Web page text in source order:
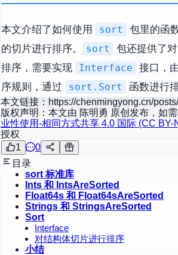
本文介绍了如何使用 sort
包里的函
的切片进行排序。
sort
包还提供了
排序，需要实现
Interface
接口，
序规则，通过
sort.Sort 函数进行排
本文链接： https://chenmingyong.cn/
版权声明：本文由 陈明勇 原创发布，如
业性使用-相同方式共享 4.0 国际 (CC BY-
授权
1
0
目录
sort 标准库
Ints 和 IntsAreSorted
Float64s 和 Float64sAreSorted
Strings 和 StringsAreSorted
Sort
Interface
对结构体切片进行排序
小结